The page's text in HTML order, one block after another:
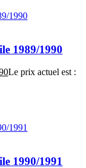
1989/1990
Le prix actuel est :
1990/1991